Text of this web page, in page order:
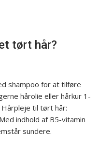
tørt hår?
shampoo for at tilføre
hårolie eller hårkur 1-
til tørt hår:
indhold af B5-vitamin
sundere.